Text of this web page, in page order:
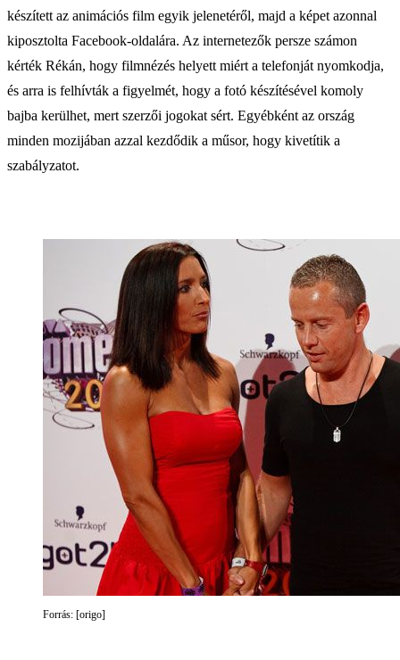
készített az animációs film egyik jelenetéről, majd a képet azonnal
kiposztolta Facebook-oldalára. Az internetezők persze számon
kérték Rékán, hogy filmnézés helyett miért a telefonját nyomkodja,
és arra is felhívták a figyelmét, hogy a fotó készítésével komoly
bajba kerülhet, mert szerzői jogokat sért. Egyébként az ország
minden mozijában azzal kezdődik a műsor, hogy kivetítik a
szabályzatot.
Forrás: [origo]